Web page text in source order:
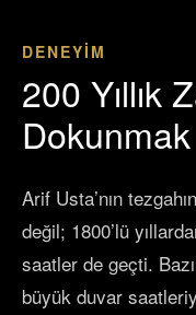
DENEYİM
200 Yıllık
Dokunmak
Arif Usta’nın
değil; 1800’lü
saatler de geçti.
büyük duvar